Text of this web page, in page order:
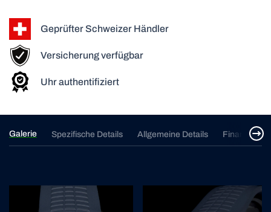
Geprüfter Schweizer Händler
Versicherung verfügbar
Uhr authentifiziert
Galerie Spezifische Details Allgemeine Details